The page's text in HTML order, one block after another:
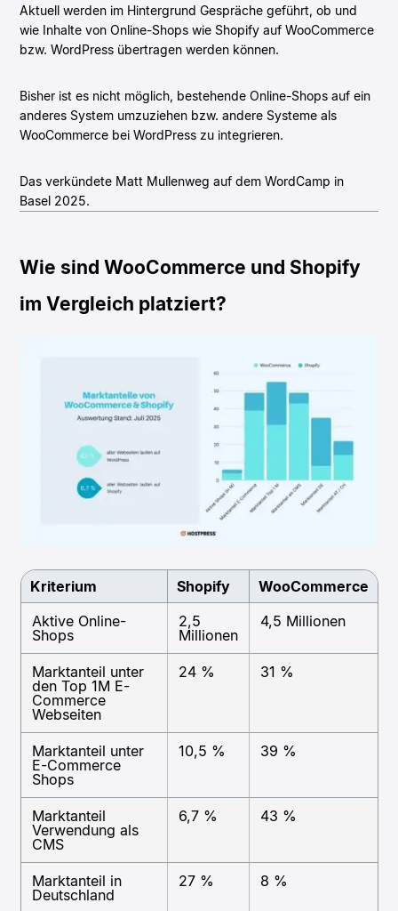
Aktuell werden im Hintergrund Gespräche geführt, ob und
wie Inhalte von Online-Shops wie Shopify auf WooCommerce
bzw. WordPress übertragen werden können.
Bisher ist es nicht möglich, bestehende Online-Shops auf ein
anderes System umzuziehen bzw. andere Systeme als
WooCommerce bei WordPress zu integrieren.
Das verkündete Matt Mullenweg auf dem WordCamp in
Basel 2025.
Wie sind WooCommerce und Shopify
im Vergleich platziert?
Kriterium Shopify
WooCommerce
Aktive Online-
Shops
2,5
Millionen
4,5 Millionen
Marktanteil unter
den Top 1M E-
Commerce
Webseiten
24 % 31 %
Marktanteil unter
E-Commerce
Shops
10,5 % 39 %
Marktanteil
Verwendung als
CMS
6,7 % 43 %
Marktanteil in
Deutschland
27 % 8 %